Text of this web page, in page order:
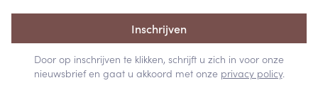
Inschrijven
Door op inschrijven te klikken, schrijft u zich in voor onze
nieuwsbrief en gaat u akkoord met onze privacy policy.